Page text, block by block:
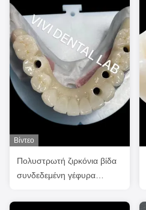
Βίντεο
Πολυστρωτή ζιρκόνια βίδα
συνδεδεμένη γέφυρα
δομή